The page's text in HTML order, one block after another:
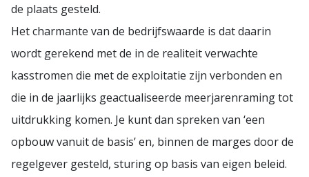
de plaats gesteld.
Het charmante van de bedrijfswaarde is dat daarin
wordt gerekend met de in de realiteit verwachte
kasstromen die met de exploitatie zijn verbonden en
die in de jaarlijks geactualiseerde meerjarenraming tot
uitdrukking komen. Je kunt dan spreken van ‘een
opbouw vanuit de basis’ en, binnen de marges door de
regelgever gesteld, sturing op basis van eigen beleid.